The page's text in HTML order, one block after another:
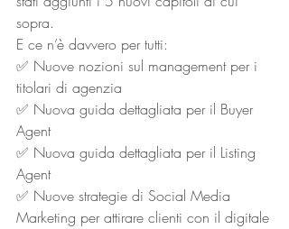
sopra.
E ce n’è davvero per tutti:
✅ Nuove nozioni sul management per i
titolari di agenzia
✅ Nuova guida dettagliata per il Buyer
Agent
✅ Nuova guida dettagliata per il Listing
Agent
✅ Nuove strategie di Social Media
Marketing per attirare clienti con il digitale